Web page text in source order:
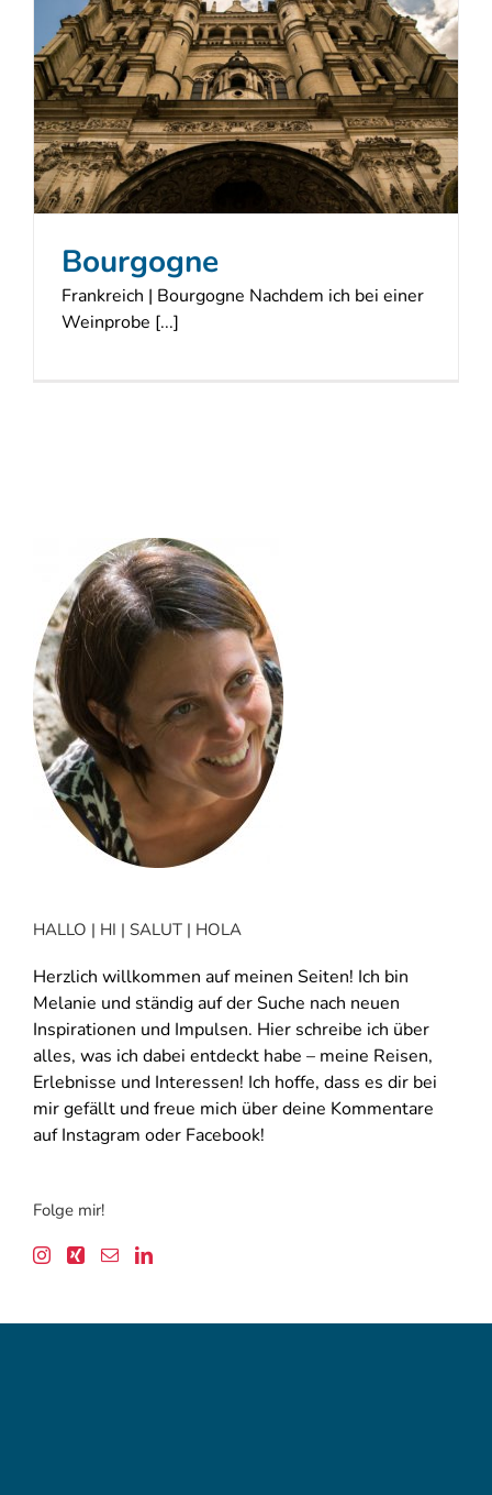
Bourgogne
Frankreich | Bourgogne Nachdem ich bei einer
Weinprobe [...]
HALLO | HI | SALUT | HOLA
Herzlich willkommen auf meinen Seiten! Ich bin
Melanie und ständig auf der Suche nach neuen
Inspirationen und Impulsen. Hier schreibe ich über
alles, was ich dabei entdeckt habe – meine Reisen,
Erlebnisse und Interessen! Ich hoffe, dass es dir bei
mir gefällt und freue mich über deine Kommentare
auf Instagram oder Facebook!
Folge mir!